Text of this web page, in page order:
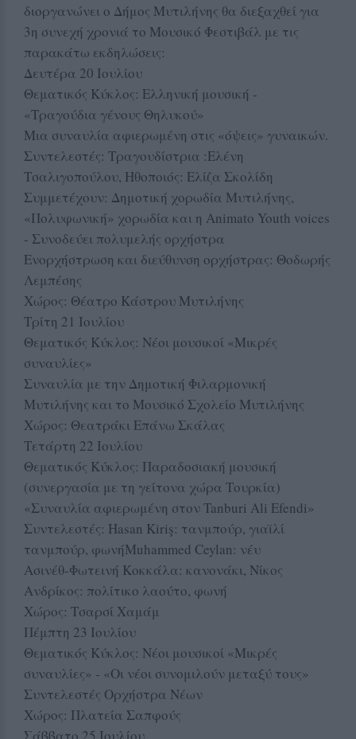
διοργανώνει ο Δήμος Μυτιλήνης θα διεξαχθεί για
3η συνεχή χρονιά το Μουσικό Φεστιβάλ με τις
παρακάτω εκδηλώσεις:
Δευτέρα 20 Ιουλίου
Θεματικός Κύκλος: Ελληνική μουσική -
«Τραγούδια γένους Θηλυκού»
Μια συναυλία αφιερωμένη στις «όψεις» γυναικών.
Συντελεστές: Τραγουδίστρια :Ελένη
Τσαλιγοπούλου, Ηθοποιός: Ελίζα Σκολίδη
Συμμετέχουν: Δημοτική χορωδία Μυτιλήνης,
«Πολυφωνική» χορωδία και η Animato Youth voices
- Συνοδεύει πολυμελής ορχήστρα
Ενορχήστρωση και διεύθυνση ορχήστρας: Θοδωρής
Λεμπέσης
Χώρος: Θέατρο Κάστρου Μυτιλήνης
Τρίτη 21 Ιουλίου
Θεματικός Κύκλος: Νέοι μουσικοί «Μικρές
συναυλίες»
Συναυλία με την Δημοτική Φιλαρμονική
Μυτιλήνης και το Μουσικό Σχολείο Μυτιλήνης
Χώρος: Θεατράκι Επάνω Σκάλας
Τετάρτη 22 Ιουλίου
Θεματικός Κύκλος: Παραδοσιακή μουσική
(συνεργασία με τη γείτονα χώρα Τουρκία)
«Συναυλία αφιερωμένη στον Tanburi Ali Efendi»
Συντελεστές: Hasan Kiriş: τανμπούρ, γιαϊλί
τανμπούρ, φωνήMuhammed Ceylan: νέυ
Ασινέθ-Φωτεινή Κοκκάλα: κανονάκι, Νίκος
Ανδρίκος: πολίτικο λαούτο, φωνή
Χώρος: Τσαρσί Χαμάμ
Πέμπτη 23 Ιουλίου
Θεματικός Κύκλος: Νέοι μουσικοί «Μικρές
συναυλίες» - «Οι νέοι συνομιλούν μεταξύ τους»
Συντελεστές Ορχήστρα Νέων
Χώρος: Πλατεία Σαπφούς
Σάββατο 25 Ιουλίου